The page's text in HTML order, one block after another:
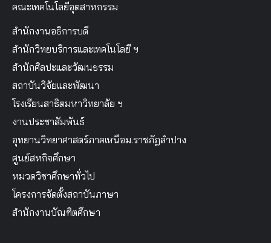
คณะเทคโนโลยีอุตสาหกรรม
สำนักงานอธิการบดี
สำนักวิทยบริการและเทคโนโลยี ฯ
สำนักศิลปะและวัฒนธรรม
สถาบันวิจัยและพัฒนา
โรงเรียนสาธิตมหาวิทยาลัย ฯ
งานประชาสัมพันธ์
อุทยานวิทยาศาสตร์ภาคเหนือม.ราชภัฏลำปาง
ศูนย์สหกิจศึกษา
หมวดวิชาศึกษาทั่วไป
โครงการจัดตั้งสถาบันภาษา
สำนักงานบัณฑิตศึกษา